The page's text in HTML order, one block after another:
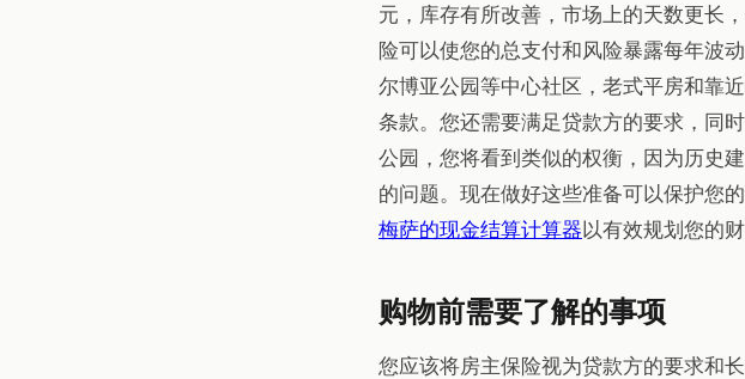
元，库存有所改善，市场上的天数更长
险可以使您的总支付和风险暴露每年波
尔博亚公园等中心社区，老式平房和靠
条款。您还需要满足贷款方的要求，同
公园，您将看到类似的权衡，因为历史
的问题。现在做好这些准备可以保护您
梅萨的现金结算计算器以有效规划您的财
购物前需要了解的事项
您应该将房主保险视为贷款方的要求和